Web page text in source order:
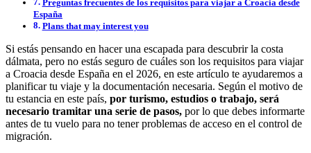
Preguntas frecuentes de los requisitos para viajar a Croacia desde
España
Plans that may interest you
Si estás pensando en hacer una escapada para descubrir la costa
dálmata, pero no estás seguro de cuáles son los requisitos para viajar
a Croacia desde España en el 2026, en este artículo te ayudaremos a
planificar tu viaje y la documentación necesaria. Según el motivo de
tu estancia en este país, por turismo, estudios o trabajo, será
necesario tramitar una serie de pasos, por lo que debes informarte
antes de tu vuelo para no tener problemas de acceso en el control de
migración.